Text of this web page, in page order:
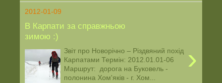
2012-01-09
В Карпати за справжньою
зимою :)
›
Звіт про Новорічно – Різдвяний похід
Карпатами Термін: 2012.01.01-06
Маршрут: дорога на Буковель -
полонина Хом'яків - г. Хом...